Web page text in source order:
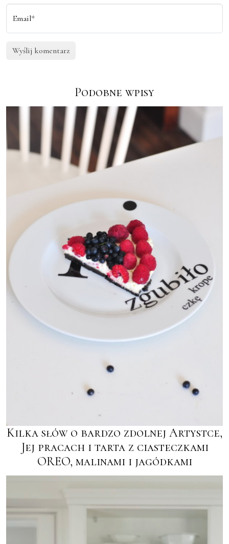
Email*
Podobne wpisy
Kilka słów o bardzo zdolnej Artystce,
Jej pracach i tarta z ciasteczkami
OREO, malinami i jagódkami